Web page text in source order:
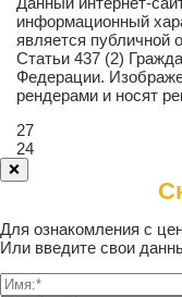
информационный
является публичной
Статьи 437 (2)
Федерации.
рендерами и носят
27
24
❌
Для ознакомления с
Или введите свои